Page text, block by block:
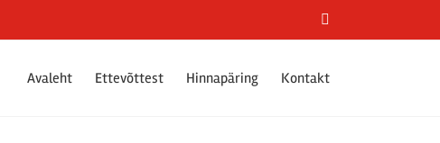
Avaleht Ettevõttest Hinnapäring Kontakt